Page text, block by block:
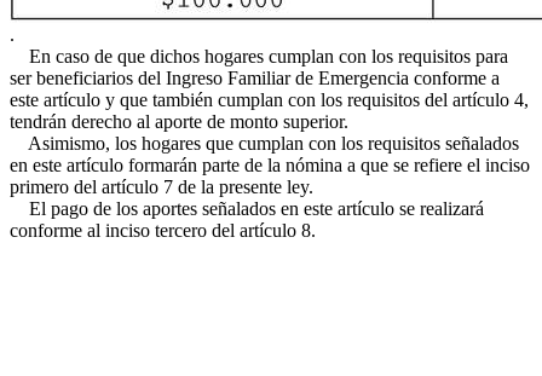
.
En caso de que dichos hogares cumplan con los requisitos para
ser beneficiarios del Ingreso Familiar de Emergencia conforme a
este artículo y que también cumplan con los requisitos del artículo 4,
tendrán derecho al aporte de monto superior.
Asimismo, los hogares que cumplan con los requisitos señalados
en este artículo formarán parte de la nómina a que se refiere el inciso
primero del artículo 7 de la presente ley.
El pago de los aportes señalados en este artículo se realizará
conforme al inciso tercero del artículo 8.